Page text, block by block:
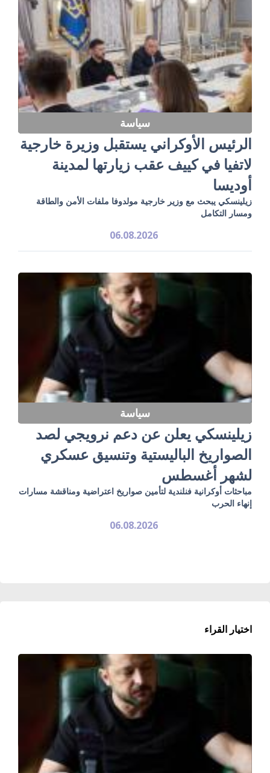
سياسة
الرئيس الأوكراني يستقبل وزيرة خارجية
لاتفيا في كييف عقب زيارتها لمدينة
أوديسا
زيلينسكي يبحث مع وزير خارجية مولدوفا ملفات الأمن والطاقة
ومسار التكامل
06.08.2026
سياسة
زيلينسكي يعلن عن دعم نرويجي لصد
الصواريخ الباليستية وتنسيق عسكري
لشهر أغسطس
مباحثات أوكرانية فنلندية لتأمين صواريخ اعتراضية ومناقشة مسارات
إنهاء الحرب
06.08.2026
اختيار القراء